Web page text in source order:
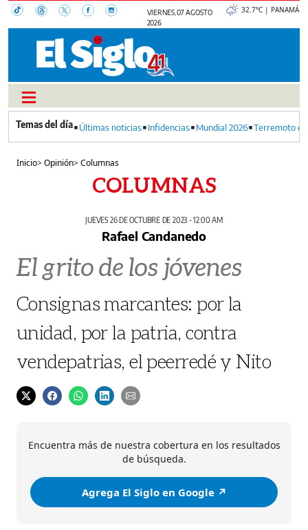
VIERNES, 07 AGOSTO
2026
32.7°C | PANAMÁ
Últimas noticias Infidencias Mundial 2026 Terremoto
Inicio>Opinión>Columnas
COLUMNAS
JUEVES 26 DE OCTUBRE DE 2023 - 12:00 AM
Rafael Candanedo
El grito de los jóvenes
Consignas marcantes: por la
unidad, por la patria, contra
vendepatrias, el peerredé y Nito
Encuentra más de nuestra cobertura en los resultados
de búsqueda.
Agrega El Siglo en Google ↗️